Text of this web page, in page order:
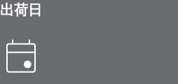
出荷日